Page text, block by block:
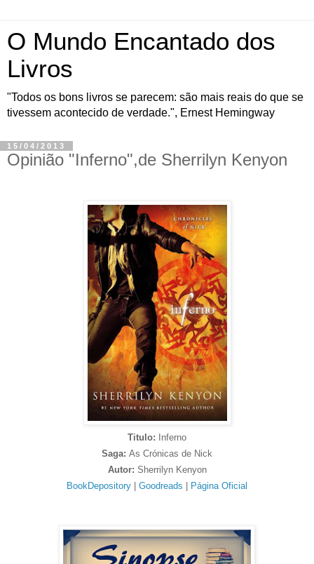
O Mundo Encantado dos
Livros
"Todos os bons livros se parecem: são mais reais do que se
tivessem acontecido de verdade.", Ernest Hemingway
15/04/2013
Opinião "Inferno",de Sherrilyn Kenyon
Titulo: Inferno
Saga: As Crónicas de Nick
Autor: Sherrilyn Kenyon
BookDepository
Goodreads Página Oficial